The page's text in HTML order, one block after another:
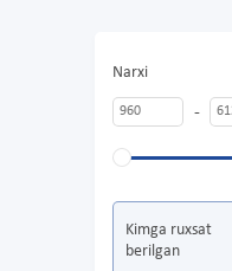
Narxi
-
Kimga ruxsat
berilgan